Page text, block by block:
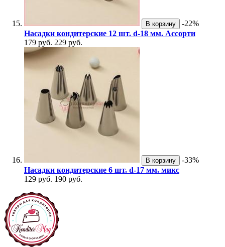
В корзину
-22%
Насадки кондитерские 12 шт. d-18 мм. Ассорти
179 руб. 229 руб.
В корзину
-33%
Насадки кондитерские 6 шт. d-17 мм. микс
129 руб. 190 руб.